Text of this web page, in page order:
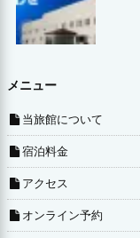
メニュー
当旅館について
宿泊料金
アクセス
オンライン予約